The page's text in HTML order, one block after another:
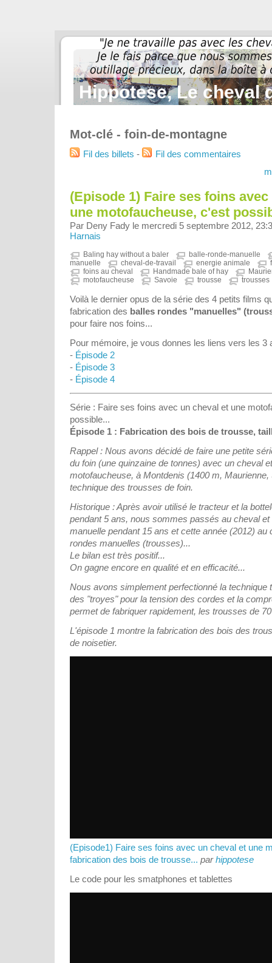
Hippotese, Le cheval
Mot-clé - foin-de-montagne
Fil des billets -
Fil des commentaires
(Episode 1) Faire ses foins
une motofaucheuse, c'est
Par Deny Fady le mercredi 5 septembre 2012,
Harnais
Baling hay without a baler
balle-ronde-manuelle
manuelle
cheval-de-travail energie animale
foins au cheval
Handmade bale of hay
motofaucheuse
Savoie trousse trousses
Voilà le dernier opus de la série des 4 petits films
fabrication des balles rondes "manuelles"
pour faire nos foins...
Pour mémoire, je vous donnes les liens vers les 3
- Épisode 2
- Épisode 3
- Épisode 4
Série : Faire ses foins avec un cheval et une
possible...
Épisode 1 : Fabrication des bois de trousse,
Rappel : Nous avons décidé de faire une petite
du foin (une quinzaine de tonnes) avec un cheval
motofaucheuse, à Montdenis (1400 m, Maurienne,
technique des trousses de foin.
Historique : Après avoir utilisé le tracteur et la
pendant 5 ans, nous sommes passés au cheval
manuelle pendant 15 ans et cette année (2012) au
rondes manuelles (trousses)...
Le bilan est très positif...
On gagne encore en qualité et en efficacité...
Nous avons simplement perfectionné la technique
des "troyes" pour la tension des cordes et la
permet de fabriquer rapidement, les trousses de
L'épisode 1 montre la fabrication des bois des
de noisetier.
(Episode1) Faire ses foins avec un cheval et une
fabrication des bois de trousse... parhippotese
Le code pour les smatphones et tablettes